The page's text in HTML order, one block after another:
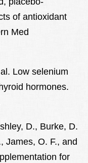
of antioxidant
Med
Low selenium
hormones.
D., Burke, D.
James, O. F., and
for